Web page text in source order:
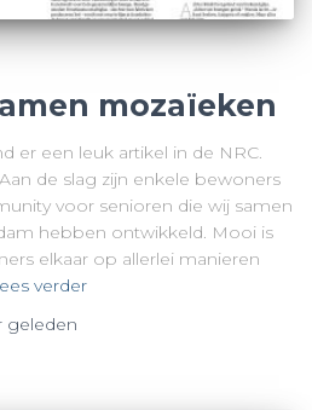
mozaïeken
er een leuk artikel in de NRC.
de slag zijn enkele bewoners
voor senioren die wij samen
hebben ontwikkeld. Mooi is
elkaar op allerlei manieren
verder
geleden